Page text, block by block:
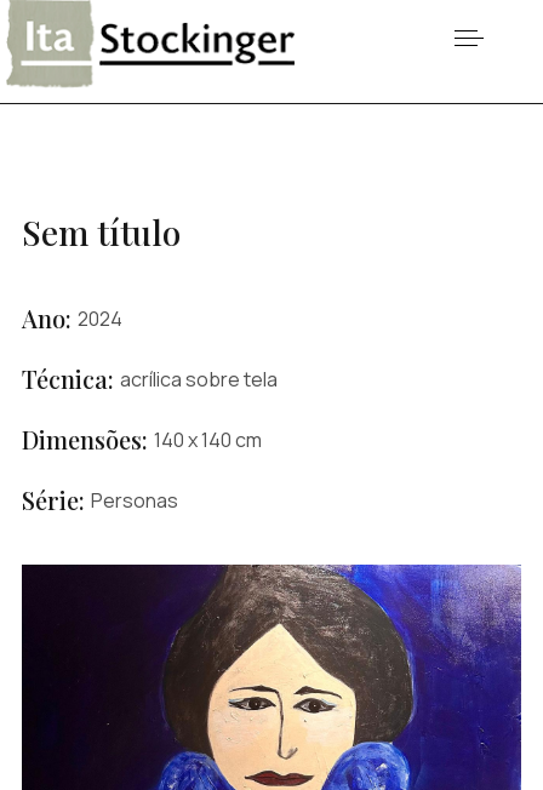
Sem título
Ano: 2024
Técnica: acrílica sobre tela
Dimensões: 140 x 140 cm
Série: Personas